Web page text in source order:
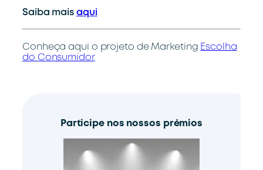
Saiba mais aqui
Conheça aqui o projeto de Marketing Escolha
do Consumidor
Participe nos nossos prémios